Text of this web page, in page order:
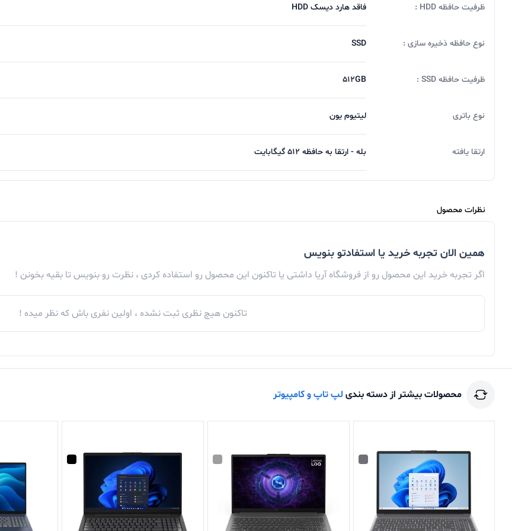
ظرفیت حافظه HDD : فاقد هارد دیسک HDD
نوع حافظه ذخیره سازی : SSD
ظرفیت حافظه SSD : 512GB
نوع باتری لیتیوم یون
ارتقا یافته بله - ارتقا به حافظه 512 گیگابایت
نظرات محصول
همین الان تجربه خرید یا استفادتو بنویس
اگر تجربه خرید این محصول رو از فروشگاه آریا داشتی یا تاکنون این محصول رو استفاده کردی ، نظرت رو بنویس تا بقیه بخونن !
تاکنون هیچ نظری ثبت نشده ، اولین نفری باش که نظر میده !
محصولات بیشتر از دسته بندی لپ تاپ و کامپیوتر